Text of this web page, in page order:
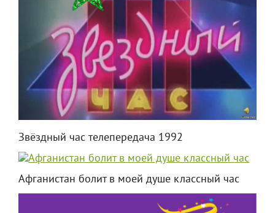
Звёздный час телепередача 1992
Афганистан болит в моей душе классный час